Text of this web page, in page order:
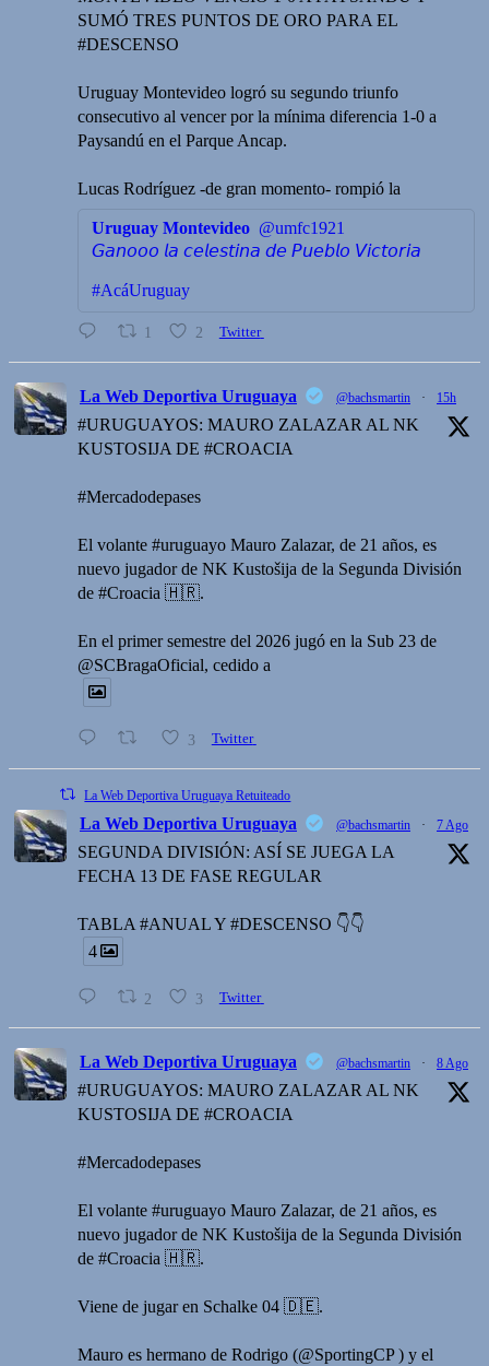
SUMÓ TRES PUNTOS DE ORO PARA EL
#DESCENSO
Uruguay Montevideo logró su segundo triunfo
consecutivo al vencer por la mínima diferencia 1-0 a
Paysandú en el Parque Ancap.
Lucas Rodríguez -de gran momento- rompió la
Uruguay Montevideo @umfc1921
𝘎𝘢𝘯𝘰𝘰𝘰 𝘭𝘢 𝘤𝘦𝘭𝘦𝘴𝘵𝘪𝘯𝘢 𝘥𝘦 𝘗𝘶𝘦𝘣𝘭𝘰 𝘝𝘪𝘤𝘵𝘰𝘳𝘪𝘢
#AcáUruguay
1 2 Twitter
La Web Deportiva Uruguaya @bachsmartin · 15h
#URUGUAYOS: MAURO ZALAZAR AL NK
KUSTOSIJA DE #CROACIA
#Mercadodepases
El volante #uruguayo Mauro Zalazar, de 21 años, es
nuevo jugador de NK Kustošija de la Segunda División
de #Croacia 🇭🇷.
En el primer semestre del 2026 jugó en la Sub 23 de
@SCBragaOficial, cedido a
3 Twitter
La Web Deportiva Uruguaya Retuiteado
La Web Deportiva Uruguaya @bachsmartin · 7 Ago
SEGUNDA DIVISIÓN: ASÍ SE JUEGA LA
FECHA 13 DE FASE REGULAR
TABLA #ANUAL Y #DESCENSO 👇👇
4
2 3 Twitter
La Web Deportiva Uruguaya @bachsmartin · 8 Ago
#URUGUAYOS: MAURO ZALAZAR AL NK
KUSTOSIJA DE #CROACIA
#Mercadodepases
El volante #uruguayo Mauro Zalazar, de 21 años, es
nuevo jugador de NK Kustošija de la Segunda División
de #Croacia 🇭🇷.
Viene de jugar en Schalke 04 🇩🇪.
Mauro es hermano de Rodrigo (@SportingCP ) y el